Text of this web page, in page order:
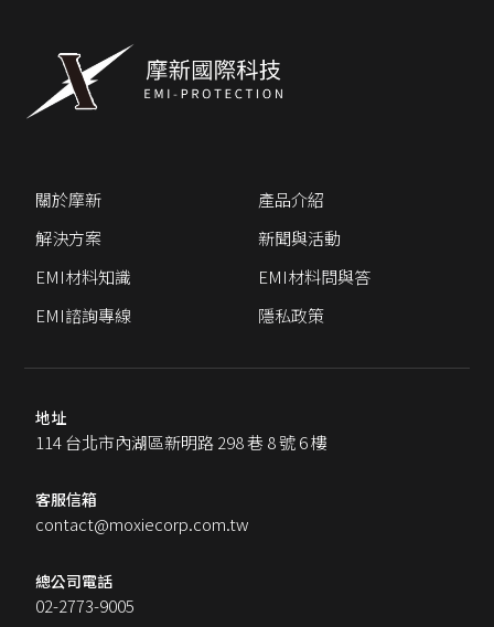
關於摩新
產品介紹
解決方案
新聞與活動
EMI材料知識
EMI材料問與答
EMI諮詢專線
隱私政策
地址
114 台北市內湖區新明路 298 巷 8 號 6 樓
客服信箱
contact@moxiecorp.com.tw
總公司電話
02-2773-9005